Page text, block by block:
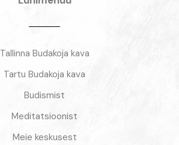
Tallinna Budakoja kava
Tartu Budakoja kava
Budismist
Meditatsioonist
Meie keskusest